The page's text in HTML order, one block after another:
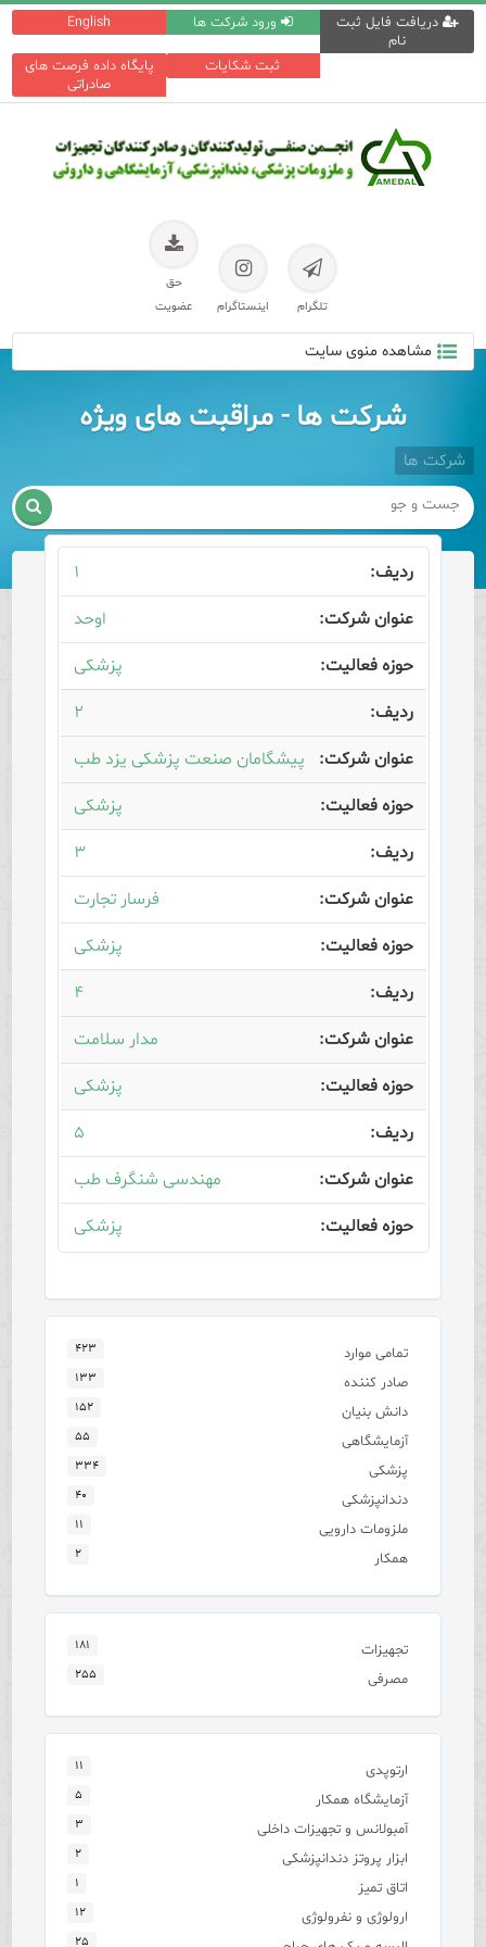
English ورود شرکت ها
دریافت فایل ثبت
نام
پایگاه داده فرصت های
صادراتی
ثبت شکایات
تلگرام اینستاگرام
حق
عضویت
مشاهده منوی سایت
شرکت ها - مراقبت های ویژه
شرکت ها

۱
اوحد
پزشکی
۲
پیشگامان صنعت پزشکی یزد طب
پزشکی
۳
فرسار تجارت
پزشکی
۴
مدار سلامت
پزشکی
۵
مهندسی شنگرف طب
پزشکی
تمامی موارد ۴۲۳
صادر کننده ۱۳۳
دانش بنیان ۱۵۲
آزمایشگاهی ۵۵
پزشکی ۳۳۴
دندانپزشکی ۴۰
ملزومات دارویی ۱۱
همکار ۲
تجهیزات ۱۸۱
مصرفی ۲۵۵
ارتوپدی ۱۱
آزمایشگاه همکار ۵
آمبولانس و تجهیزات داخلی ۳
ابزار پروتز دندانپزشکی ۲
اتاق تمیز ۱
ارولوژی و نفرولوژی ۱۲
۲۵